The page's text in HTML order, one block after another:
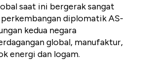
saat ini bergerak sangat
diplomatik AS-
kedua negara
global, manufaktur,
energi dan logam.